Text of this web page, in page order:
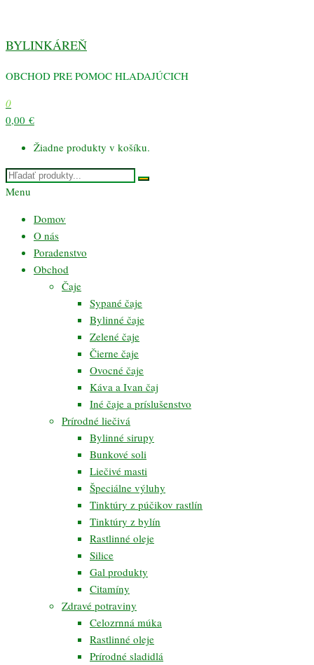
obsah
BYLINKÁREŇ
OBCHOD PRE POMOC HLADAJÚCICH
0
0,00 €
Žiadne produkty v košíku.
Menu
Domov
O nás
Poradenstvo
Obchod
Čaje
Sypané čaje
Bylinné čaje
Zelené čaje
Čierne čaje
Ovocné čaje
Káva a Ivan čaj
Iné čaje a príslušenstvo
Prírodné liečivá
Bylinné sirupy
Bunkové soli
Liečivé masti
Špeciálne výluhy
Tinktúry z púčikov rastlín
Tinktúry z bylín
Rastlinné oleje
Silice
Gal produkty
Citamíny
Zdravé potraviny
Celozrnná múka
Rastlinné oleje
Prírodné sladidlá